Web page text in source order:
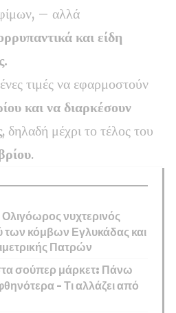
– αλλά
και είδη
τιμές να εφαρμοστούν
και να διαρκέσουν
, δηλαδή μέχρι το τέλος του
.
νυχτερινός
των κόμβων Εγλυκάδας και
Πατρών
σούπερ μάρκετ: Πάνω
– Τι αλλάζει από